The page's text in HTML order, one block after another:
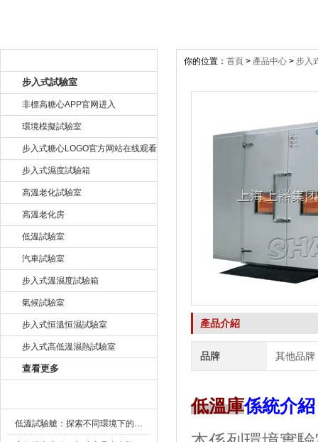
步入式試驗室
非標高糖心APP官网进入
環境模擬試驗室
步入式糖心LOGO官方网站在线观看
步入式濕度試驗箱
高溫老化試驗室
高溫老化房
低溫試驗室
汽車試驗室
步入式溫濕度試驗箱
氣候試驗室
步入式恒溫恒濕試驗室
步入式高低溫濕熱試驗室
查看更多
低溫試驗艙：探索不同環境下的科技邊界
你的位置： 首頁 > 產品中心 > 步入
產品介紹
品牌 其他品牌
低溫庫係統介紹